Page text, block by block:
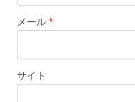
メール *
サイト